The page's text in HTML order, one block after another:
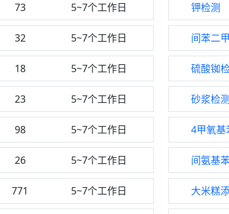
73 5~7个工作日 钾检测
32 5~7个工作日 间苯二
18 5~7个工作日 硫酸铷
23 5~7个工作日 砂浆检测
98 5~7个工作日 4甲氧基
26 5~7个工作日 间氨基
771 5~7个工作日 大米糕